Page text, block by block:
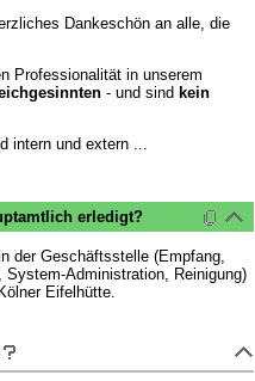
Dankeschön an alle, die
Professionalität in unserem
- und sind kein
intern und extern ...
erledigt?
der Geschäftsstelle (Empfang,
Administration, Reinigung)
Eifelhütte.